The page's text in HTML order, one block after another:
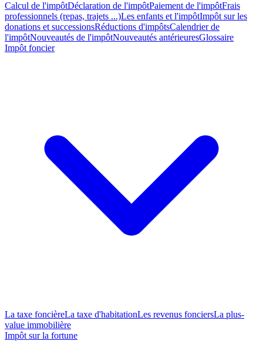
Calcul de l'impôtDéclaration de l'impôtPaiement de l'impôtFrais
professionnels (repas, trajets ...)Les enfants et l'impôtImpôt sur les
donations et successionsRéductions d'impôtsCalendrier de
l'impôtNouveautés de l'impôtNouveautés antérieuresGlossaire
Impôt foncier
La taxe foncièreLa taxe d'habitationLes revenus fonciersLa plus-
value immobilière
Impôt sur la fortune